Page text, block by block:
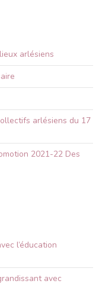
arlésiens
arlésiens du 17
2021-22 Des
l’éducation
avec